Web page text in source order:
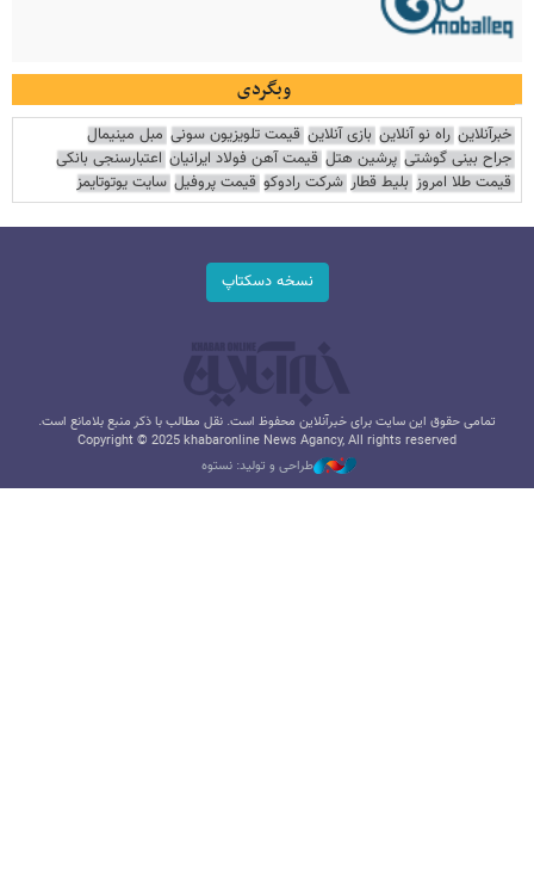
وبگردی
خبرآنلاین راه نو آنلاین بازی آنلاین قیمت تلویزیون سونی مبل مینیمال
جراح بینی گوشتی پرشین هتل قیمت آهن فولاد ایرانیان اعتبارسنجی بانکی
قیمت طلا امروز بلیط قطار شرکت رادوکو قیمت پروفیل سایت یوتوتایمز
نسخه دسکتاپ
تمامی حقوق این سایت برای خبرآنلاین محفوظ است. نقل مطالب با ذکر منبع بلامانع است.
Copyright © 2025 khabaronline News Agancy, All rights reserved
طراحی و تولید: نستوه